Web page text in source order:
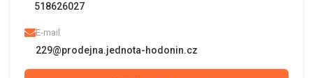
518626027
E-mail
229@prodejna.jednota-hodonin.cz